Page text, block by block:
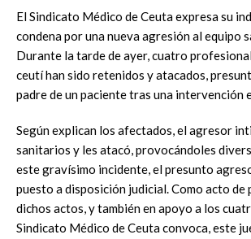
El Sindicato Médico de Ceuta expresa su
condena por una nueva agresión al equipo
Durante la tarde de ayer, cuatro
ceutí han sido retenidos y atacados,
padre de un paciente tras una intervención
Según explican los afectados, el agresor
sanitarios y les atacó, provocándoles
este gravísimo incidente, el presunto
puesto a disposición judicial. Como acto
dichos actos, y también en apoyo a los
Sindicato Médico de Ceuta convoca, este